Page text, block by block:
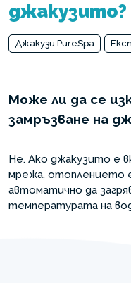
джакузито?
Джакузи PureSpa
Може ли да се
замръзване на
Не. Ако джакузито е
мрежа, отоплението
автоматично да
температурата на